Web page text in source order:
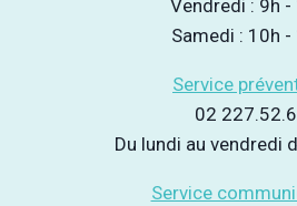
Vendredi : 9h -
Samedi : 10h -
Service
02
Du lundi au vendredi
Service